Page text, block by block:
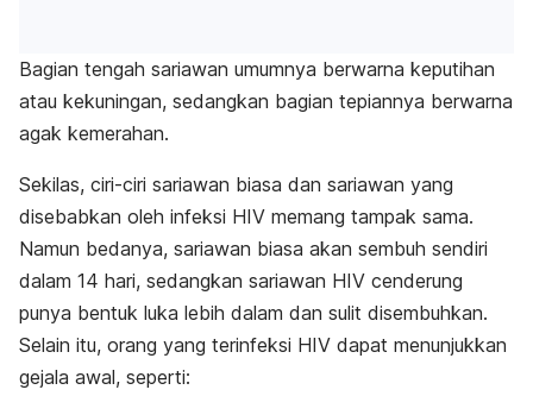
Bagian tengah sariawan umumnya berwarna keputihan
atau kekuningan, sedangkan bagian tepiannya berwarna
agak kemerahan.
Sekilas, ciri-ciri sariawan biasa dan sariawan yang
disebabkan oleh infeksi HIV memang tampak sama.
Namun bedanya, sariawan biasa akan sembuh sendiri
dalam 14 hari, sedangkan sariawan HIV cenderung
punya bentuk luka lebih dalam dan sulit disembuhkan.
Selain itu, orang yang terinfeksi HIV dapat menunjukkan
gejala awal, seperti: